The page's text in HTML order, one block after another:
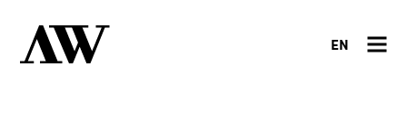
EN